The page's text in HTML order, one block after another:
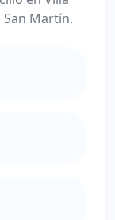
Martín.